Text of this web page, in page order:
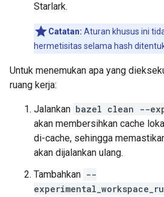
Starlark.
Catatan: Aturan khusus ini
hermetisitas selama hash
Untuk menemukan apa yang
ruang kerja:
Jalankan bazel clean --
akan membersihkan cache
di-cache, sehingga
akan dijalankan ulang.
Tambahkan --